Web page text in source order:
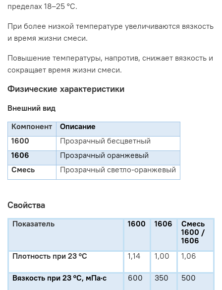
пределах 18–25 °C.
При более низкой температуре увеличиваются вязкость
и время жизни смеси.
Повышение температуры, напротив, снижает вязкость и
сокращает время жизни смеси.
Физические характеристики
Внешний вид
Компонент
Описание
1600
Прозрачный бесцветный
1606
Прозрачный оранжевый
Смесь
Прозрачный светло-оранжевый
Свойства
Показатель 1600 1606
Смесь
1600 /
1606
Плотность при 23 °C
1,14 1,00 1,06
Вязкость при 23 °C, мПа·с 600 350 500